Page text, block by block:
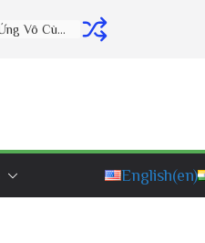
Thờ Cúng Đúng Cách Phúc Lộc Đầy Nhà (vấn đáp rất hay) – Thầy Thích Đạo Thịnh
English(en)